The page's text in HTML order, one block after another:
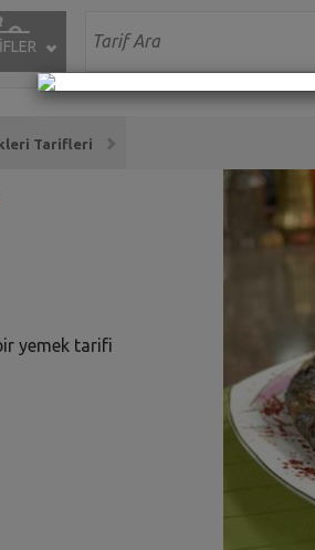
Tarifleri
yemek tarifi